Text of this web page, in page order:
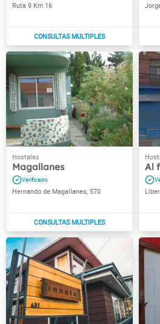
Ruta 9 Km 16
Magallanes
Hernando de Magallanes, 570
Al